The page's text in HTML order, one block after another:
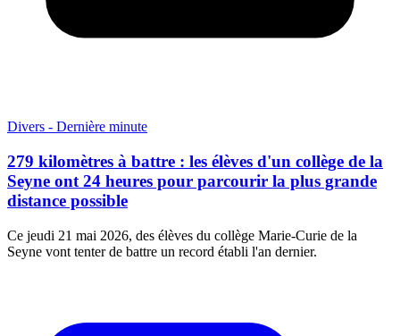
Divers - Dernière minute
279 kilomètres à battre : les élèves d'un collège de la
Seyne ont 24 heures pour parcourir la plus grande
distance possible
Ce jeudi 21 mai 2026, des élèves du collège Marie-Curie de la
Seyne vont tenter de battre un record établi l'an dernier.